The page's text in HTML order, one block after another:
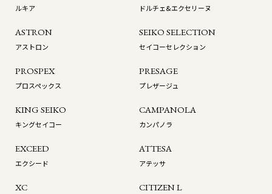
ルキア ドルチェ&エクセリーヌ
ASTRON
アストロン
SEIKO SELECTION
セイコーセレクション
PROSPEX
プロスペックス
PRESAGE
プレザージュ
KING SEIKO
キングセイコー
CAMPANOLA
カンパノラ
EXCEED
エクシード
ATTESA
アテッサ
XC CITIZEN L